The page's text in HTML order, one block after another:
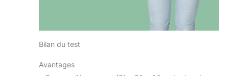
Bilan du test
Avantages